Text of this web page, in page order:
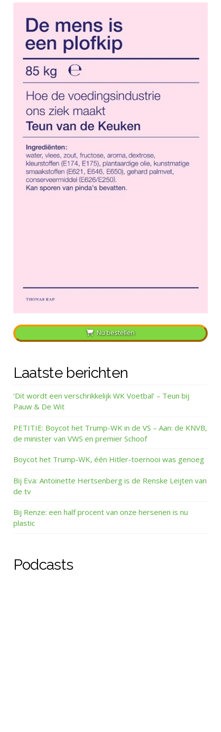
Nu bestellen
Laatste berichten
‘Dit wordt een verschrikkelijk WK Voetbal’ – Teun bij
Pauw & De Wit
PETITIE: Boycot het Trump-WK in de VS – Aan: de KNVB,
de minister van VWS en premier Schoof
Boycot het Trump-WK, één Hitler-toernooi was genoeg
Bij Eva: Antoinette Hertsenberg is de Renske Leijten van
de tv
Bij Renze: een half procent van onze hersenen is nu
plastic
Podcasts